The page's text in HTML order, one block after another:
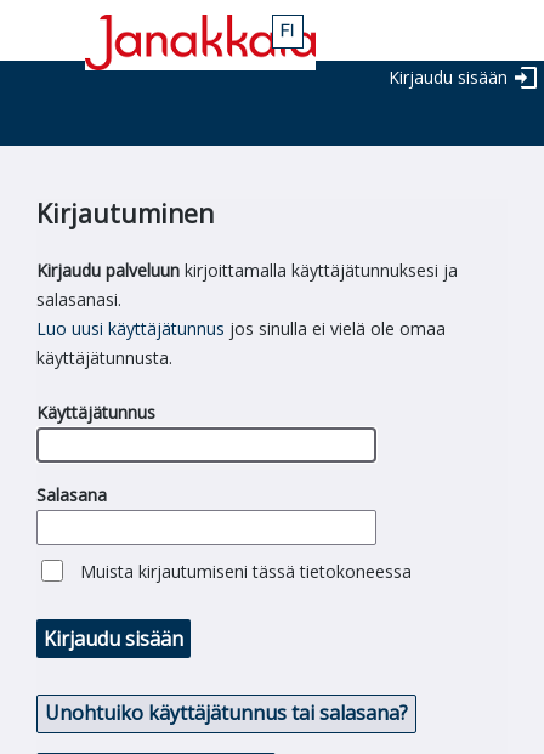
Kirjaudu sisään
Kirjautuminen
Kirjaudu palveluun kirjoittamalla käyttäjätunnuksesi ja
salasanasi.
Luo uusi käyttäjätunnus jos sinulla ei vielä ole omaa
käyttäjätunnusta.
Käyttäjätunnus
Salasana
Muista kirjautumiseni tässä tietokoneessa
Kirjaudu sisään
Unohtuiko käyttäjätunnus tai salasana?